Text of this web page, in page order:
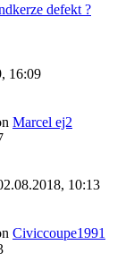
defekt ?
16:09
Marcel ej2
10:13
Civiccoupe1991